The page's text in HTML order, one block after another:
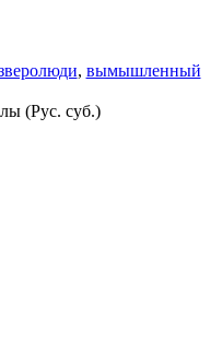
, вымышленный
(Рус. суб.)